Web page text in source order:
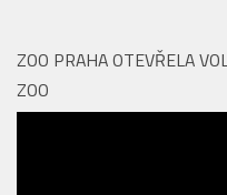
ZOO PRAHA OTEVŘELA
ZOO